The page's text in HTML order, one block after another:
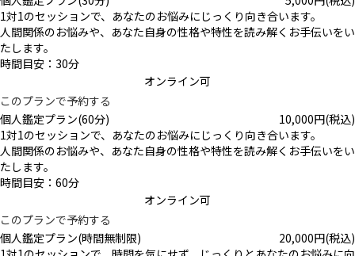
1対1のセッションで、あなたのお悩みにじっくり向き合います。
人間関係のお悩みや、あなた自身の性格や特性を読み解くお手伝いをい
たします。
時間目安：30分
オンライン可
このプランで予約する
個人鑑定プラン(60分)
10,000円(税込)
1対1のセッションで、あなたのお悩みにじっくり向き合います。
人間関係のお悩みや、あなた自身の性格や特性を読み解くお手伝いをい
たします。
時間目安：60分
オンライン可
このプランで予約する
個人鑑定プラン(時間無制限)
20,000円(税込)